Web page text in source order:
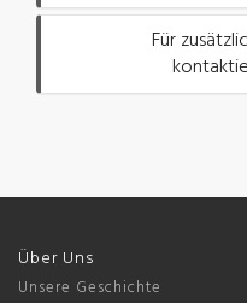
Für
Über Uns
Unsere Geschichte